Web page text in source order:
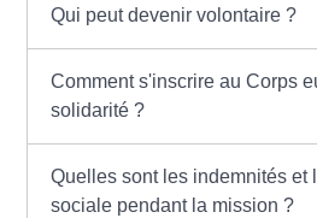
Qui peut devenir volontaire ?
Comment s'inscrire au Corps
solidarité ?
Quelles sont les indemnités et
sociale pendant la mission ?